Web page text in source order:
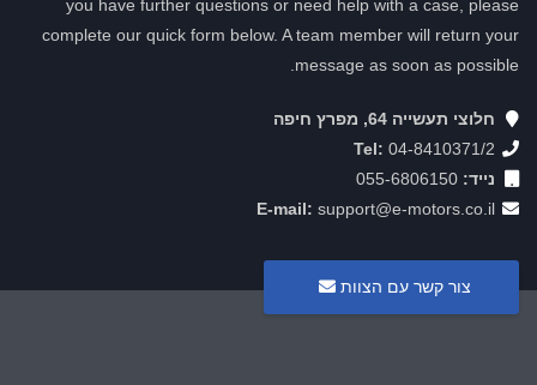
you have further questions or need help with a case, please
complete our quick form below. A team member will return your
message as soon as possible.
חלוצי תעשייה 64, מפרץ חיפה
Tel: 04-8410371/2
נייד: 055-6806150
E-mail: support@e-motors.co.il
צור קשר עם הצוות